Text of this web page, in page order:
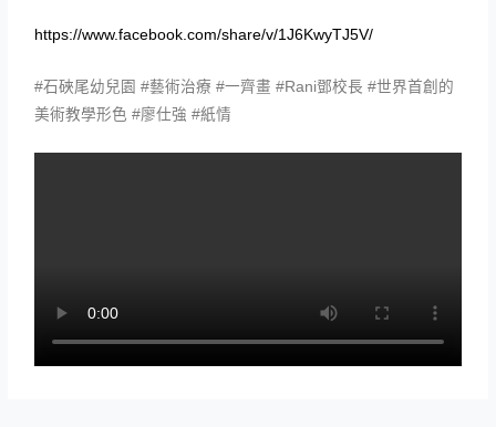
https://www.facebook.com/share/v/1J6KwyTJ5V/
#石硤尾幼兒園 #藝術治療 #一齊畫 #Rani鄧校長 #世界首創的
美術教學形色 #廖仕強 #紙情